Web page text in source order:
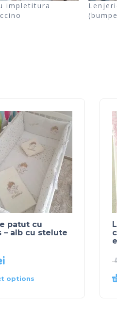
impletitura
patut cu
– alb cu stelute
options